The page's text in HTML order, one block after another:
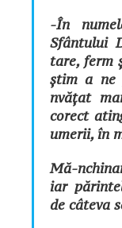
-În
Sfântului
tare, ferm
știm a ne
nvățat
corect
umerii, în
Mă-
iar
de câteva